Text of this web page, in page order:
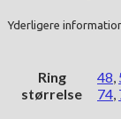
Yderligere
Ring
størrelse
48,
74,